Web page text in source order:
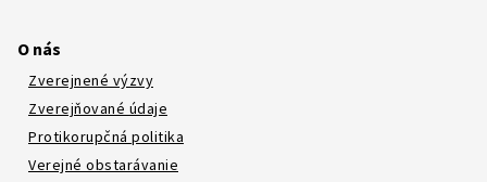
O nás
Zverejnené výzvy
Zverejňované údaje
Protikorupčná politika
Verejné obstarávanie